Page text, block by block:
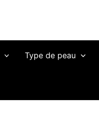
Type de peau